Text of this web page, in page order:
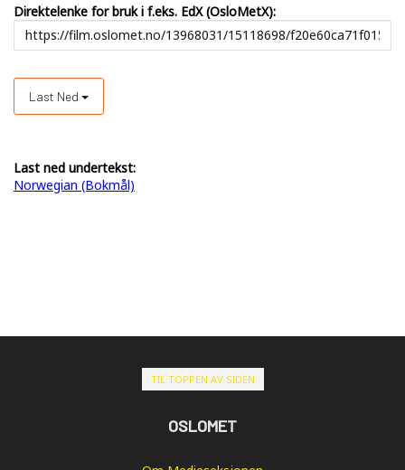
Direktelenke for bruk i f.eks. EdX (OsloMetX):
Last Ned
Last ned undertekst:
Norwegian (Bokmål)
TIL TOPPEN AV SIDEN
OSLOMET